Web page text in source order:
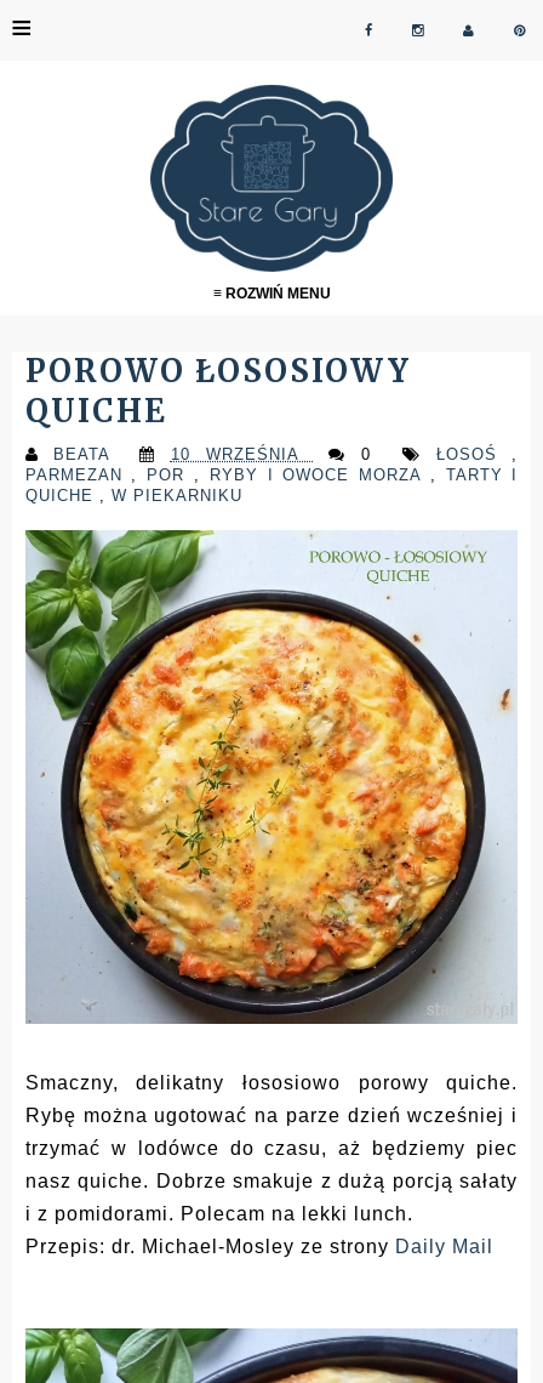
≡
≡ ROZWIŃ MENU
POROWO ŁOSOSIOWY
QUICHE
BEATA 10 WRZEŚNIA 0 ŁOSOŚ ,
PARMEZAN , POR , RYBY I OWOCE MORZA , TARTY I
QUICHE , W PIEKARNIKU
Smaczny, delikatny łososiowo porowy quiche.
Rybę można ugotować na parze dzień wcześniej i
trzymać w lodówce do czasu, aż będziemy piec
nasz quiche. Dobrze smakuje z dużą porcją sałaty
i z pomidorami. Polecam na lekki lunch.
Przepis: dr. Michael-Mosley ze strony Daily Mail